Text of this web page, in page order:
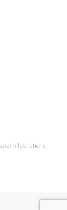
| illustrations :